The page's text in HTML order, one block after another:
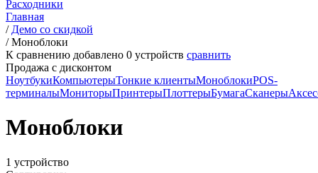
Расходники
Главная
/ Демо со скидкой
/Моноблоки
К сравнению добавлено 0 устройств сравнить
Продажа с дисконтом
НоутбукиКомпьютерыТонкие клиентыМоноблокиPOS-
терминалыМониторыПринтерыПлоттерыБумагаСканеры
Моноблоки
1 устройство